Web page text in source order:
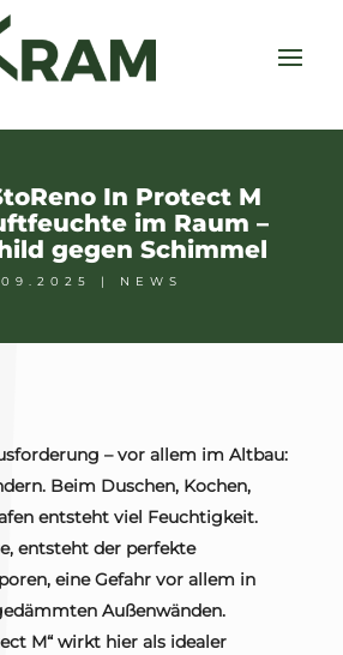
In Protect M
im Raum –
gegen Schimmel
| NEWS
– vor allem im Altbau:
Beim Duschen, Kochen,
entsteht viel Feuchtigkeit.
entsteht der perfekte
eine Gefahr vor allem in
Außenwänden.
M“ wirkt hier als idealer